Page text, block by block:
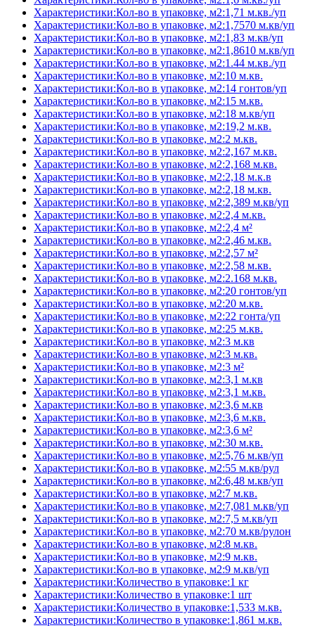
Характеристики:Кол-во в упаковке, м2:1,71 м.кв./уп
Характеристики:Кол-во в упаковке, м2:1,7570 м.кв/уп
Характеристики:Кол-во в упаковке, м2:1,83 м.кв/уп
Характеристики:Кол-во в упаковке, м2:1,8610 м.кв/уп
Характеристики:Кол-во в упаковке, м2:1.44 м.кв./уп
Характеристики:Кол-во в упаковке, м2:10 м.кв.
Характеристики:Кол-во в упаковке, м2:14 гонтов/уп
Характеристики:Кол-во в упаковке, м2:15 м.кв.
Характеристики:Кол-во в упаковке, м2:18 м.кв/уп
Характеристики:Кол-во в упаковке, м2:19,2 м.кв.
Характеристики:Кол-во в упаковке, м2:2 м.кв.
Характеристики:Кол-во в упаковке, м2:2,167 м.кв.
Характеристики:Кол-во в упаковке, м2:2,168 м.кв.
Характеристики:Кол-во в упаковке, м2:2,18 м.к.в
Характеристики:Кол-во в упаковке, м2:2,18 м.кв.
Характеристики:Кол-во в упаковке, м2:2,389 м.кв/уп
Характеристики:Кол-во в упаковке, м2:2,4 м.кв.
Характеристики:Кол-во в упаковке, м2:2,4 м²
Характеристики:Кол-во в упаковке, м2:2,46 м.кв.
Характеристики:Кол-во в упаковке, м2:2,57 м²
Характеристики:Кол-во в упаковке, м2:2,58 м.кв.
Характеристики:Кол-во в упаковке, м2:2.168 м.кв.
Характеристики:Кол-во в упаковке, м2:20 гонтов/уп
Характеристики:Кол-во в упаковке, м2:20 м.кв.
Характеристики:Кол-во в упаковке, м2:22 гонта/уп
Характеристики:Кол-во в упаковке, м2:25 м.кв.
Характеристики:Кол-во в упаковке, м2:3 м.кв
Характеристики:Кол-во в упаковке, м2:3 м.кв.
Характеристики:Кол-во в упаковке, м2:3 м²
Характеристики:Кол-во в упаковке, м2:3,1 м.кв
Характеристики:Кол-во в упаковке, м2:3,1 м.кв.
Характеристики:Кол-во в упаковке, м2:3,6 м.кв
Характеристики:Кол-во в упаковке, м2:3,6 м.кв.
Характеристики:Кол-во в упаковке, м2:3,6 м²
Характеристики:Кол-во в упаковке, м2:30 м.кв.
Характеристики:Кол-во в упаковке, м2:5,76 м.кв/уп
Характеристики:Кол-во в упаковке, м2:55 м.кв/рул
Характеристики:Кол-во в упаковке, м2:6,48 м.кв/уп
Характеристики:Кол-во в упаковке, м2:7 м.кв.
Характеристики:Кол-во в упаковке, м2:7,081 м.кв/уп
Характеристики:Кол-во в упаковке, м2:7,5 м.кв/уп
Характеристики:Кол-во в упаковке, м2:70 м.кв/рулон
Характеристики:Кол-во в упаковке, м2:8 м.кв.
Характеристики:Кол-во в упаковке, м2:9 м.кв.
Характеристики:Кол-во в упаковке, м2:9 м.кв/уп
Характеристики:Количество в упаковке:1 кг
Характеристики:Количество в упаковке:1 шт
Характеристики:Количество в упаковке:1,533 м.кв.
Характеристики:Количество в упаковке:1,861 м.кв.